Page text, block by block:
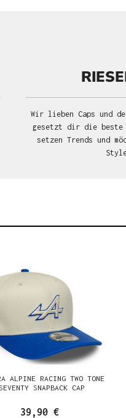
Wir lieben Caps und
gesetzt dir die beste
setzen Trends und
ALPINE RACING TWO TONE
SNAPBACK CAP
39,90 €